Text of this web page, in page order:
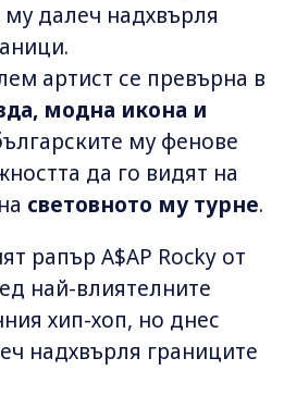
далеч надхвърля
артист се превърна в
модна икона и
му фенове
да го видят на
световното му турне.
рапър A$AP Rocky от
най-влиятелните
хип-хоп, но днес
надхвърля границите